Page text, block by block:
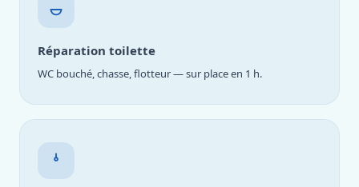
Réparation toilette
WC bouché, chasse, flotteur — sur place en 1 h.